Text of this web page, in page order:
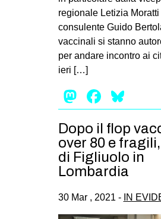
MONDO
EVENTI
bsky
regionale Letizia
consulente Guido
vaccinali si stanno
per andare incontro ai
ieri […]
Mastodon
Dopo il flop
over 80 e
di Figliuolo in
Lombardia
30 Mar , 2021 - IN